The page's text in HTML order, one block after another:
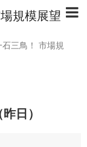
規模展望
三鳥！ 市場規
日）